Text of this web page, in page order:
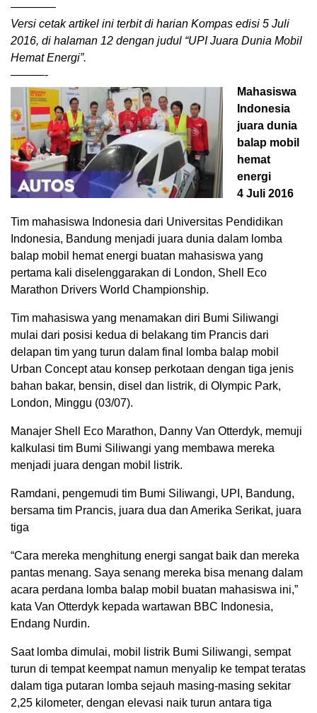
————
Versi cetak artikel ini terbit di harian Kompas edisi 5 Juli
2016, di halaman 12 dengan judul “UPI Juara Dunia Mobil
Hemat Energi”.
———-
Mahasiswa
Indonesia
juara dunia
balap mobil
hemat
energi
4 Juli 2016
Tim mahasiswa Indonesia dari Universitas Pendidikan
Indonesia, Bandung menjadi juara dunia dalam lomba
balap mobil hemat energi buatan mahasiswa yang
pertama kali diselenggarakan di London, Shell Eco
Marathon Drivers World Championship.
Tim mahasiswa yang menamakan diri Bumi Siliwangi
mulai dari posisi kedua di belakang tim Prancis dari
delapan tim yang turun dalam final lomba balap mobil
Urban Concept atau konsep perkotaan dengan tiga jenis
bahan bakar, bensin, disel dan listrik, di Olympic Park,
London, Minggu (03/07).
Manajer Shell Eco Marathon, Danny Van Otterdyk, memuji
kalkulasi tim Bumi Siliwangi yang membawa mereka
menjadi juara dengan mobil listrik.
Ramdani, pengemudi tim Bumi Siliwangi, UPI, Bandung,
bersama tim Prancis, juara dua dan Amerika Serikat, juara
tiga
“Cara mereka menghitung energi sangat baik dan mereka
pantas menang. Saya senang mereka bisa menang dalam
acara perdana lomba balap mobil buatan mahasiswa ini,”
kata Van Otterdyk kepada wartawan BBC Indonesia,
Endang Nurdin.
Saat lomba dimulai, mobil listrik Bumi Siliwangi, sempat
turun di tempat keempat namun menyalip ke tempat teratas
dalam tiga putaran lomba sejauh masing-masing sekitar
2,25 kilometer, dengan elevasi naik turun antara tiga